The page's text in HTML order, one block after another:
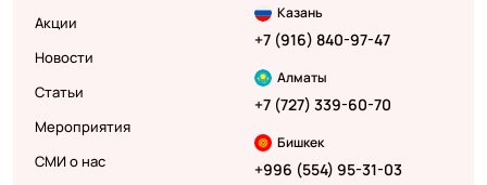
Акции
Новости
Статьи
Мероприятия
СМИ о нас
Казань
+7 (916) 840-97-47
Алматы
+7 (727) 339-60-70
Бишкек
+996 (554) 95-31-03